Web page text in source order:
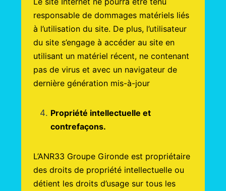
responsable de dommages matériels liés
à l’utilisation du site. De plus, l’utilisateur
du site s’engage à accéder au site en
utilisant un matériel récent, ne contenant
pas de virus et avec un navigateur de
dernière génération mis-à-jour
Propriété intellectuelle et
contrefaçons.
L’ANR33 Groupe Gironde est propriétaire
des droits de propriété intellectuelle ou
détient les droits d’usage sur tous les